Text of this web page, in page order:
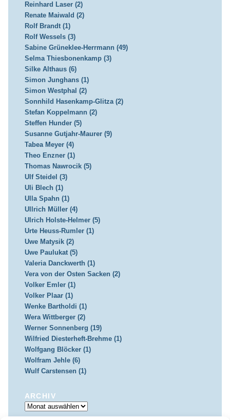
Reinhard Laser (2)
Renate Maiwald (2)
Rolf Brandt (1)
Rolf Wessels (3)
Sabine Grüneklee-Herrmann (49)
Selma Thiesbonenkamp (3)
Silke Althaus (6)
Simon Junghans (1)
Simon Westphal (2)
Sonnhild Hasenkamp-Glitza (2)
Stefan Koppelmann (2)
Steffen Hunder (5)
Susanne Gutjahr-Maurer (9)
Tabea Meyer (4)
Theo Enzner (1)
Thomas Nawrocik (5)
Ulf Steidel (3)
Uli Blech (1)
Ulla Spahn (1)
Ullrich Müller (4)
Ulrich Holste-Helmer (5)
Urte Heuss-Rumler (1)
Uwe Matysik (2)
Uwe Paulukat (5)
Valeria Danckwerth (1)
Vera von der Osten Sacken (2)
Volker Emler (1)
Volker Plaar (1)
Wenke Bartholdi (1)
Wera Wittberger (2)
Werner Sonnenberg (19)
Wilfried Diesterheft-Brehme (1)
Wolfgang Blöcker (1)
Wolfram Jehle (6)
Wulf Carstensen (1)
ARCHIV
Archiv